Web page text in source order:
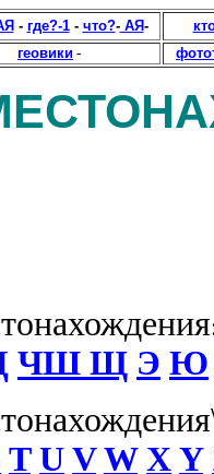
- где?-1- что?-АЯ-
геовики -
ЧШ Щ Э Ю
T U V W X Y